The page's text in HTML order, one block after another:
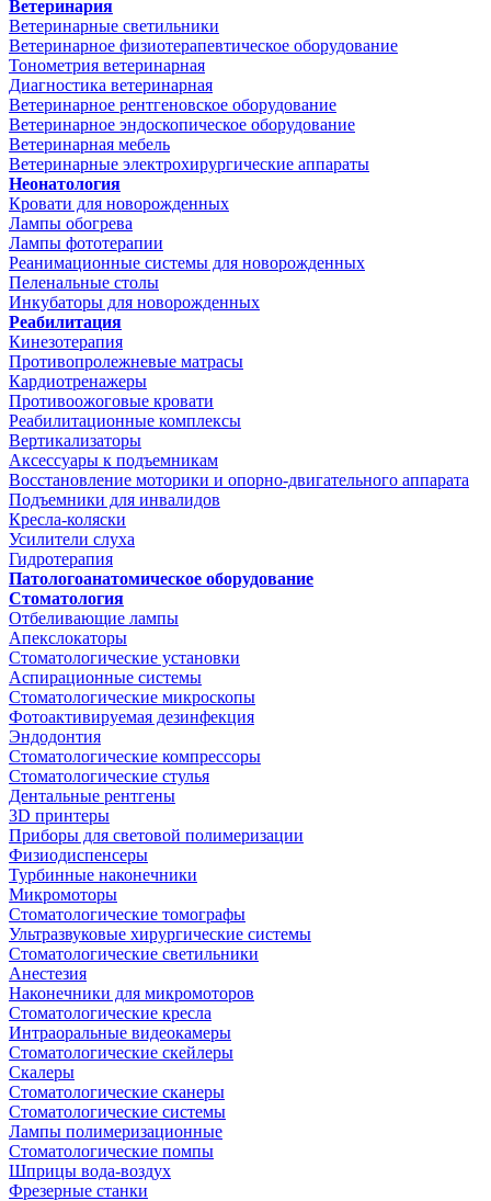
Ветеринария
Ветеринарные светильники
Ветеринарное физиотерапевтическое оборудование
Тонометрия ветеринарная
Диагностика ветеринарная
Ветеринарное рентгеновское оборудование
Ветеринарное эндоскопическое оборудование
Ветеринарная мебель
Ветеринарные электрохирургические аппараты
Неонатология
Кровати для новорожденных
Лампы обогрева
Лампы фототерапии
Реанимационные системы для новорожденных
Пеленальные столы
Инкубаторы для новорожденных
Реабилитация
Кинезотерапия
Противопролежневые матрасы
Кардиотренажеры
Противоожоговые кровати
Реабилитационные комплексы
Вертикализаторы
Аксессуары к подъемникам
Восстановление моторики и опорно-двигательного аппарата
Подъемники для инвалидов
Кресла-коляски
Усилители слуха
Гидротерапия
Патологоанатомическое оборудование
Стоматология
Отбеливающие лампы
Апекслокаторы
Стоматологические установки
Аспирационные системы
Стоматологические микроскопы
Фотоактивируемая дезинфекция
Эндодонтия
Стоматологические компрессоры
Стоматологические стулья
Дентальные рентгены
3D принтеры
Приборы для световой полимеризации
Физиодиспенсеры
Турбинные наконечники
Микромоторы
Стоматологические томографы
Ультразвуковые хирургические системы
Стоматологические светильники
Анестезия
Наконечники для микромоторов
Стоматологические кресла
Интраоральные видеокамеры
Стоматологические скейлеры
Скалеры
Стоматологические сканеры
Стоматологические системы
Лампы полимеризационные
Стоматологические помпы
Шприцы вода-воздух
Фрезерные станки